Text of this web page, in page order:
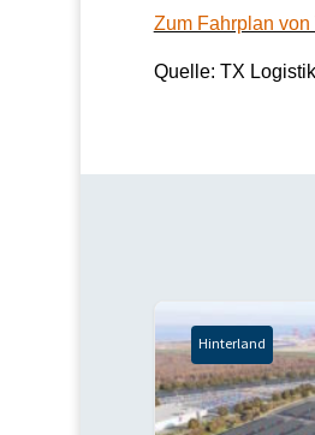
Zum Fahrplan
Quelle: TX Logistik
Hinterland